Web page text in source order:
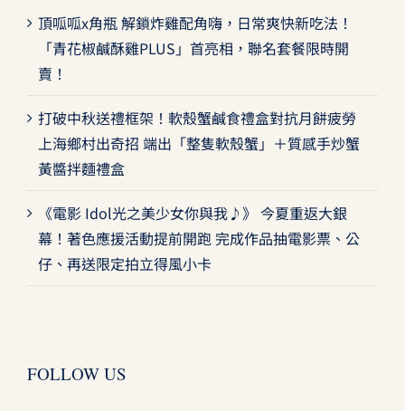
頂呱呱x角瓶 解鎖炸雞配角嗨，日常爽快新吃法！
「青花椒鹹酥雞PLUS」首亮相，聯名套餐限時開
賣！
打破中秋送禮框架！軟殼蟹鹹食禮盒對抗月餅疲勞
上海鄉村出奇招 端出「整隻軟殼蟹」＋質感手炒蟹
黃醬拌麵禮盒
《電影 Idol光之美少女你與我♪》 今夏重返大銀
幕！著色應援活動提前開跑 完成作品抽電影票、公
仔、再送限定拍立得風小卡
FOLLOW US